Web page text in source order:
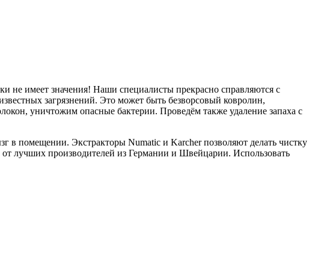
не имеет значения! Наши специалисты прекрасно справляются с
загрязнений. Это может быть безворсовый ковролин,
уничтожим опасные бактерии. Проведём также удаление запаха с
в помещении. Экстракторы Numatic и Karcher позволяют делать чистку
лучших производителей из Германии и Швейцарии. Использовать